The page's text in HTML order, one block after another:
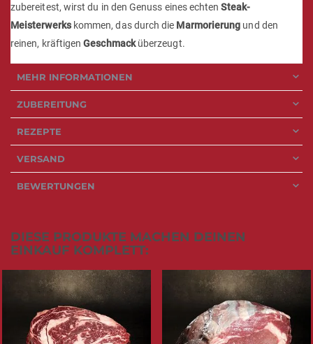
zubereitest, wirst du in den Genuss eines echtenSteak-
Meisterwerkskommen, das durch die Marmorierung und den
reinen, kräftigenGeschmacküberzeugt.
MEHR INFORMATIONEN
ZUBEREITUNG
REZEPTE
VERSAND
BEWERTUNGEN
DIESE PRODUKTE MACHEN DEINEN
EINKAUF KOMPLETT: